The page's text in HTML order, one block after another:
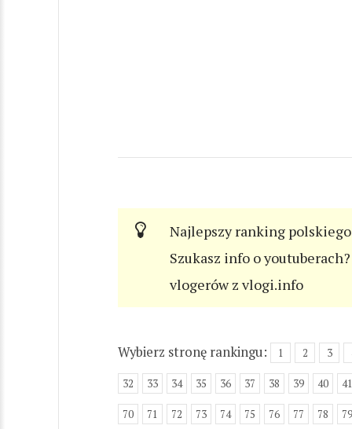
Najlepszy ranking
Szukasz info o
vlogerów z vlogi.info
Wybierz stronę rankingu: 1 2 3
32 33 34 35 36 37 38 39 40 41
70 71 72 73 74 75 76 77 78 79